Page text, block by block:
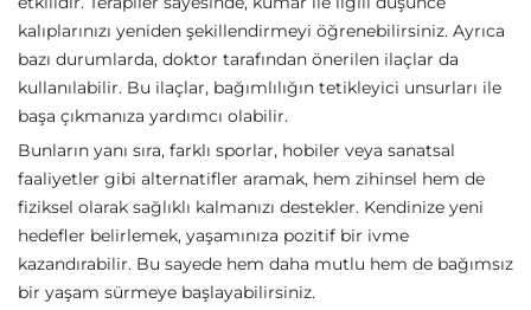
kalıplarınızı yeniden şekillendirmeyi öğrenebilirsiniz. Ayrıca
bazı durumlarda, doktor tarafından önerilen ilaçlar da
kullanılabilir. Bu ilaçlar, bağımlılığın tetikleyici unsurları ile
başa çıkmanıza yardımcı olabilir.
Bunların yanı sıra, farklı sporlar, hobiler veya sanatsal
faaliyetler gibi alternatifler aramak, hem zihinsel hem de
fiziksel olarak sağlıklı kalmanızı destekler. Kendinize yeni
hedefler belirlemek, yaşamınıza pozitif bir ivme
kazandırabilir. Bu sayede hem daha mutlu hem de bağımsız
bir yaşam sürmeye başlayabilirsiniz.